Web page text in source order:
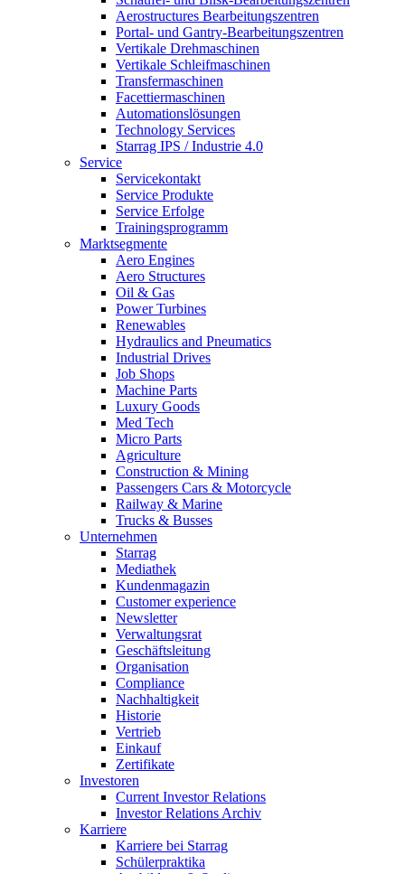
Aerostructures Bearbeitungszentren
Portal- und Gantry-Bearbeitungszentren
Vertikale Drehmaschinen
Vertikale Schleifmaschinen
Transfermaschinen
Facettiermaschinen
Automationslösungen
Technology Services
Starrag IPS / Industrie 4.0
Service
Servicekontakt
Service Produkte
Service Erfolge
Trainingsprogramm
Marktsegmente
Aero Engines
Aero Structures
Oil & Gas
Power Turbines
Renewables
Hydraulics and Pneumatics
Industrial Drives
Job Shops
Machine Parts
Luxury Goods
Med Tech
Micro Parts
Agriculture
Construction & Mining
Passengers Cars & Motorcycle
Railway & Marine
Trucks & Busses
Unternehmen
Starrag
Mediathek
Kundenmagazin
Customer experience
Newsletter
Verwaltungsrat
Geschäftsleitung
Organisation
Compliance
Nachhaltigkeit
Historie
Vertrieb
Einkauf
Zertifikate
Investoren
Current Investor Relations
Investor Relations Archiv
Karriere
Karriere bei Starrag
Schülerpraktika